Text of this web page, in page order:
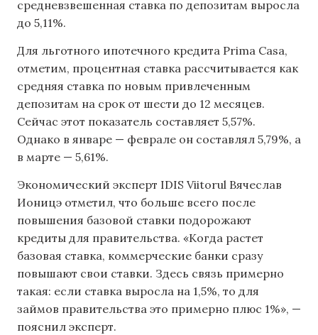
средневзвешенная ставка по депозитам выросла
до 5,11%.
Для льготного ипотечного кредита Prima Casa,
отметим, процентная ставка рассчитывается как
средняя ставка по новым привлеченным
депозитам на срок от шести до 12 месяцев.
Сейчас этот показатель составляет 5,57%.
Однако в январе — феврале он составлял 5,79%, а
в марте — 5,61%.
Экономический эксперт IDIS Viitorul Вячеслав
Ионицэ отметил, что больше всего после
повышения базовой ставки подорожают
кредиты для правительства. «Когда растет
базовая ставка, коммерческие банки сразу
повышают свои ставки. Здесь связь примерно
такая: если ставка выросла на 1,5%, то для
займов правительства это примерно плюс 1%», —
пояснил эксперт.